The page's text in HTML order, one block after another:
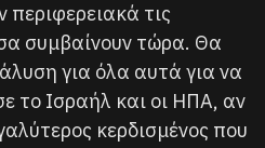
περιφερειακά τις
συμβαίνουν τώρα. Θα
για όλα αυτά για να
το Ισραήλ και οι ΗΠΑ, αν
κερδισμένος που